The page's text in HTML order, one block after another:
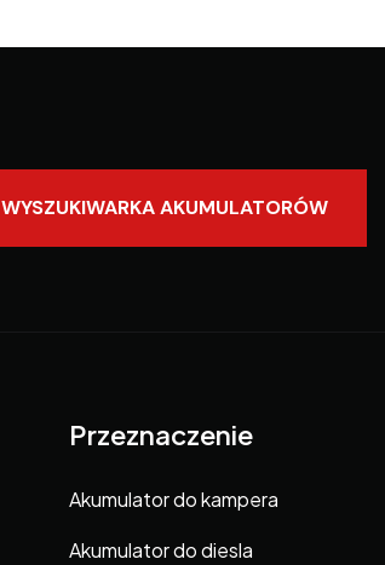
WYSZUKIWARKA AKUMULATORÓW
Przeznaczenie
Akumulator do kampera
Akumulator do diesla